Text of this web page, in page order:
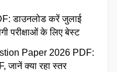
डाउनलोड करें जुलाई
परीक्षाओं के लिए बेस्ट
Paper 2026 PDF:
जानें क्या रहा स्तर